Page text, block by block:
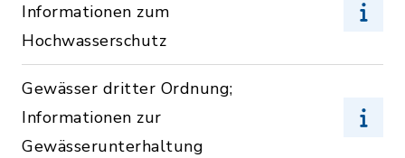
Informationen zum
Hochwasserschutz
Gewässer dritter Ordnung;
Informationen zur
Gewässerunterhaltung